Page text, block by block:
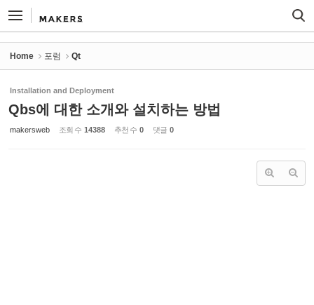
Home 포럼 Qt
Installation and Deployment
Qbs에 대한 소개와 설치하는 방법
makersweb 조회 수 14388 추천 수 0 댓글 0